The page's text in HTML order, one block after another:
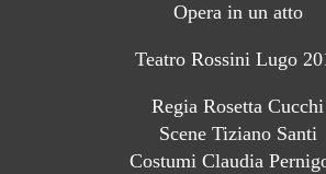
Opera in un atto
Teatro Rossini Lugo
Regia Rosetta Cucchi
Scene Tiziano Santi
Costumi Claudia